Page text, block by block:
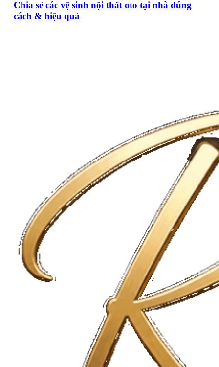
Chia sẻ các vệ sinh nội thất oto tại nhà đúng
cách & hiệu quả